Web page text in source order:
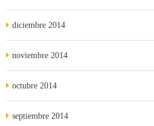
diciembre 2014
noviembre 2014
octubre 2014
septiembre 2014